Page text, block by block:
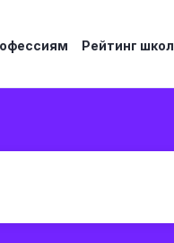
Рейтинг школ